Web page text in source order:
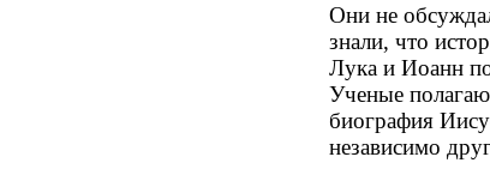
Они не
знали, что
Лука и Иоанн
Ученые
биография
независимо